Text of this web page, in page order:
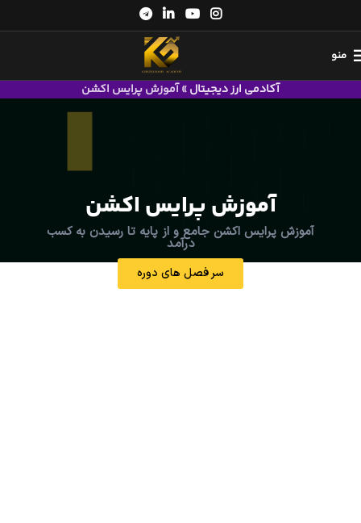
منو
آکادمی ارز دیجیتال»آموزش پرایس اکشن
آموزش پرایس اکشن
آموزش پرایس اکشن جامع و از پایه تا رسیدن به کسب
درآمد
سر فصل های دوره